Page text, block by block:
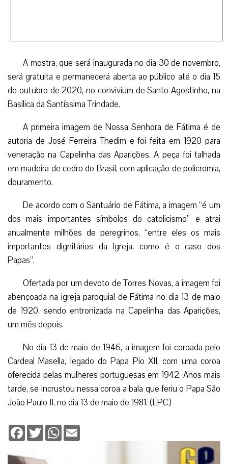
A mostra, que será inaugurada no dia 30 de novembro,
será gratuita e permanecerá aberta ao público até o dia 15
de outubro de 2020, no convivium de Santo Agostinho, na
Basílica da Santíssima Trindade.
A primeira imagem de Nossa Senhora de Fátima é de
autoria de José Ferreira Thedim e foi feita em 1920 para
veneração na Capelinha das Aparições. A peça foi talhada
em madeira de cedro do Brasil, com aplicação de policromia,
douramento.
De acordo com o Santuário de Fátima, a imagem “é um
dos mais importantes símbolos do catolicismo” e atrai
anualmente milhões de peregrinos, “entre eles os mais
importantes dignitários da Igreja, como é o caso dos
Papas”.
Ofertada por um devoto de Torres Novas, a imagem foi
abençoada na igreja paroquial de Fátima no dia 13 de maio
de 1920, sendo entronizada na Capelinha das Aparições,
um mês depois.
No dia 13 de maio de 1946, a imagem foi coroada pelo
Cardeal Masella, legado do Papa Pio XII, com uma coroa
oferecida pelas mulheres portuguesas em 1942. Anos mais
tarde, se incrustou nessa coroa a bala que feriu o Papa São
João Paulo II, no dia 13 de maio de 1981. (EPC)
Facebook
TwitterWhatsApp